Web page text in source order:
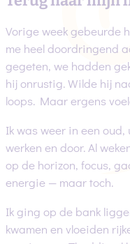
Vorige week gebeurde
me heel doordringend
gegeten, we hadden
hij onrustig. Wilde hij
loops. Maar ergens
Ik was weer in een
werken en door. Al
op de horizon, focus,
energie — maar toch.
Ik ging op de bank
kwamen en vloeiden